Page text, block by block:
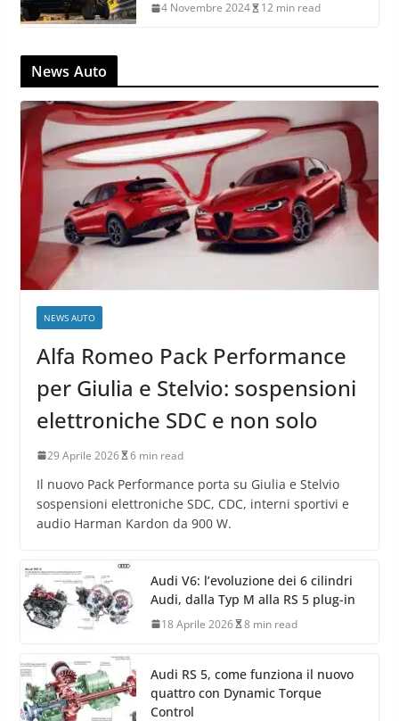
4 Novembre 2024 12 min read
News Auto
NEWS AUTO
Alfa Romeo Pack Performance
per Giulia e Stelvio: sospensioni
elettroniche SDC e non solo
29 Aprile 2026 6 min read
Il nuovo Pack Performance porta su Giulia e Stelvio
sospensioni elettroniche SDC, CDC, interni sportivi e
audio Harman Kardon da 900 W.
Audi V6: l’evoluzione dei 6 cilindri
Audi, dalla Typ M alla RS 5 plug-in
18 Aprile 2026 8 min read
Audi RS 5, come funziona il nuovo
quattro con Dynamic Torque
Control